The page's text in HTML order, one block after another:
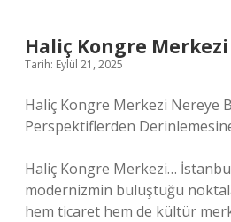
Haliç Kongre Merkezi
Tarih: Eylül 21, 2025
Haliç Kongre Merkezi Nereye
Perspektiflerden
Haliç Kongre Merkezi…
modernizmin buluştuğu
hem ticaret hem de kültür